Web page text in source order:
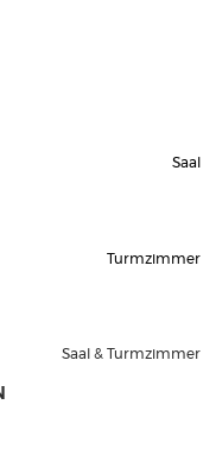
Saal
Turmzimmer
Saal & Turmzimmer